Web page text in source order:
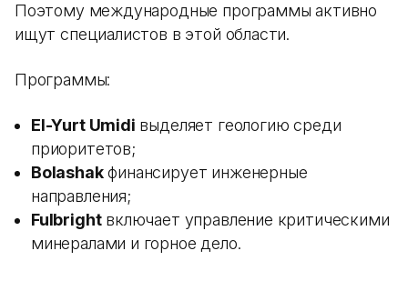
Поэтому международные программы активно
ищут специалистов в этой области.
Программы:
El-Yurt Umidi выделяет геологию среди
приоритетов;
Bolashakфинансирует инженерные
направления;
Fulbrightвключает управление критическими
минералами и горное дело.